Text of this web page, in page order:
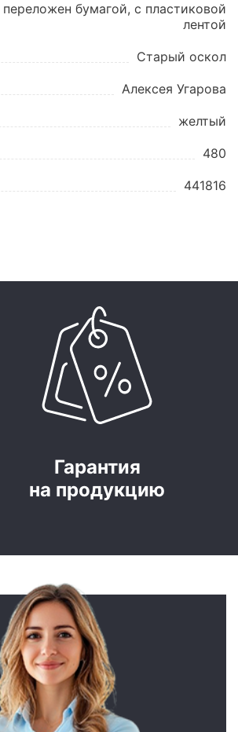
бумагой, с пластиковой
лентой
Старый оскол
Алексея Угарова
желтый
480
441816
Гарантия
на продукцию